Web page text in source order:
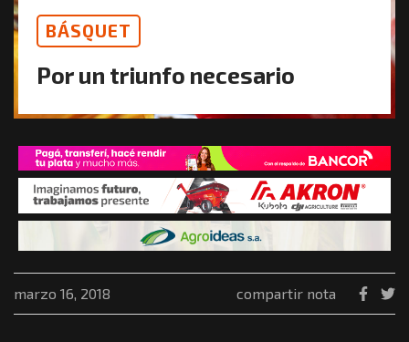
BÁSQUET
Por un triunfo necesario
marzo 16, 2018 compartir nota